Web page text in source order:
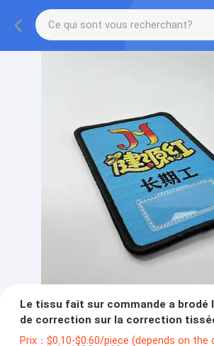
Le tissu fait sur commande a brodé
de correction sur la correction
habillement
Prix：$0.10-$0.60/piece (depends on the